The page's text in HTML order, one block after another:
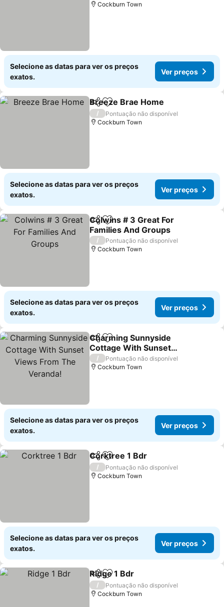
Cockburn Town
Selecione as datas para ver os preços
exatos.
Ver preços
PartilharAdicionar aos favoritos
Breeze Brae Home
/
Pontuação não disponível
Cockburn Town
Selecione as datas para ver os preços
exatos.
Ver preços
PartilharAdicionar aos favoritos
Colwins # 3 Great For
Families And Groups
/
Pontuação não disponível
Cockburn Town
Selecione as datas para ver os preços
exatos.
Ver preços
PartilharAdicionar aos favoritos
Charming Sunnyside
Cottage With Sunset
Views From The Veranda!
/
Pontuação não disponível
Cockburn Town
Selecione as datas para ver os preços
exatos.
Ver preços
PartilharAdicionar aos favoritos
Corktree 1 Bdr
/
Pontuação não disponível
Cockburn Town
Selecione as datas para ver os preços
exatos.
Ver preços
PartilharAdicionar aos favoritos
Ridge 1 Bdr
/
Pontuação não disponível
Cockburn Town